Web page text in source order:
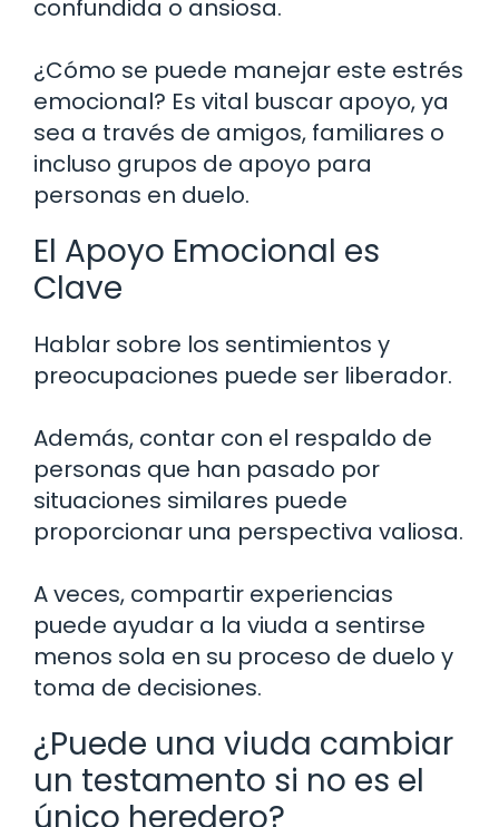
confundida o ansiosa.
¿Cómo se puede manejar este estrés
emocional? Es vital buscar apoyo, ya
sea a través de amigos, familiares o
incluso grupos de apoyo para
personas en duelo.
El Apoyo Emocional es
Clave
Hablar sobre los sentimientos y
preocupaciones puede ser liberador.
Además, contar con el respaldo de
personas que han pasado por
situaciones similares puede
proporcionar una perspectiva valiosa.
A veces, compartir experiencias
puede ayudar a la viuda a sentirse
menos sola en su proceso de duelo y
toma de decisiones.
¿Puede una viuda cambiar
un testamento si no es el
único heredero?